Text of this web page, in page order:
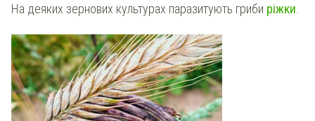
На деяких зернових культурах паразитують гриби ріжки